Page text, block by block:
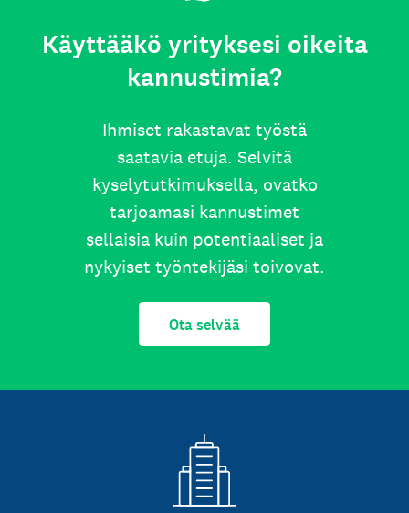
Käyttääkö yrityksesi oikeita
kannustimia?
Ihmiset rakastavat työstä
saatavia etuja. Selvitä
kyselytutkimuksella, ovatko
tarjoamasi kannustimet
sellaisia kuin potentiaaliset ja
nykyiset työntekijäsi toivovat.
Ota selvää